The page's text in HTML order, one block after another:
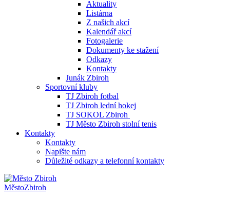
Aktuality
Listárna
Z našich akcí
Kalendář akcí
Fotogalerie
Dokumenty ke stažení
Odkazy
Kontakty
Junák Zbiroh
Sportovní kluby
TJ Zbiroh fotbal
TJ Zbiroh lední hokej
TJ SOKOL Zbiroh
TJ Město Zbiroh stolní tenis
Kontakty
Kontakty
Napište nám
Důležité odkazy a telefonní kontakty
MěstoZbiroh